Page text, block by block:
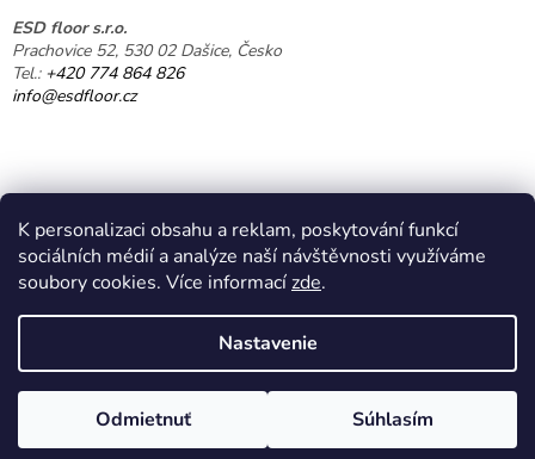
K personalizaci obsahu a reklam, poskytování funkcí
sociálních médií a analýze naší návštěvnosti využíváme
soubory cookies. Více informacízde.
Nastavenie
Odmietnuť Súhlasím
ESD floor s.r.o.
Prachovice 52, 530 02 Dašice, Česko
Tel.: +420 774 864 826
info@esdfloor.cz
Copyright 2026EPAshop.cz. Všetky práva vyhradené.Upraviť